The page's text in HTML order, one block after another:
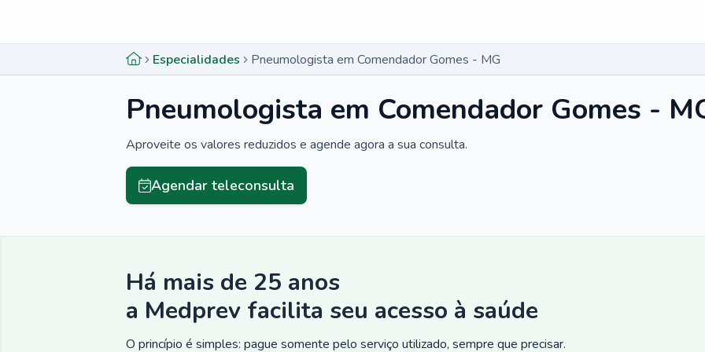
Especialidades Pneumologista em Comendador Gomes - MG
Pneumologista em Comendador Gomes -
Aproveite os valores reduzidos e agende agora a sua consulta.
Agendar teleconsulta
Há mais de 25 anos
a Medprev facilita seu acesso à saúde
O princípio é simples: pague somente pelo serviço utilizado, sempre que precisar.